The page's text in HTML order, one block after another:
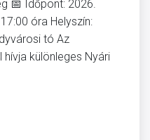
📅 Időpont: 2026.
óra Helyszín:
tó Az
különleges Nyári